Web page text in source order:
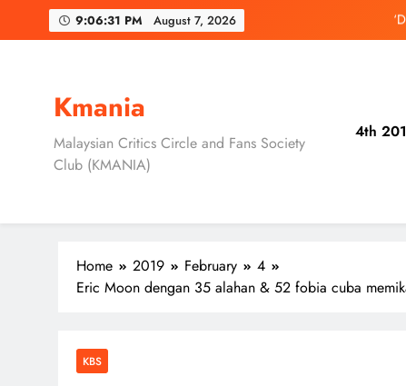
9:06:33 PM August 7, 2026
Duta Global
Kmania
Malaysian Critics Circle and Fans Society
Club (KMANIA)
4th
Home 2019 February
4
Eric Moon dengan 35 alahan & 52 fobia cuba
KBS